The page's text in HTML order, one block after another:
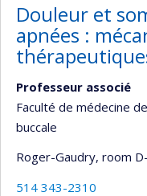
Douleur et
apnées :
Professeur associé
Faculté de médecine
buccale
Roger-Gaudry, room
514 343-2310